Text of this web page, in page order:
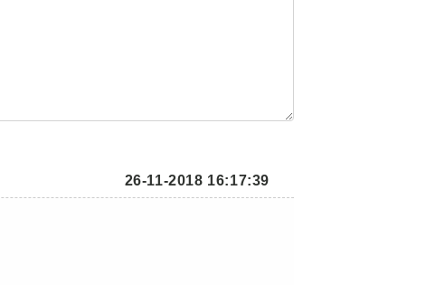
26-11-2018 16:17:39